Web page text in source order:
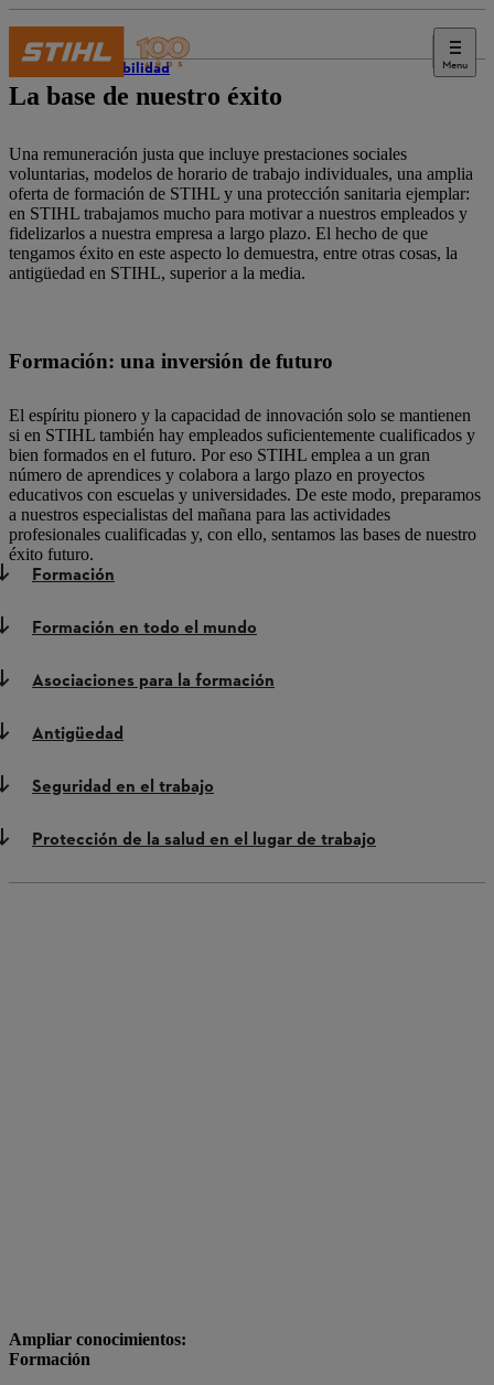
Menu
Sostenibilidad
La base de nuestro éxito
Una remuneración justa que incluye prestaciones sociales
voluntarias, modelos de horario de trabajo individuales, una amplia
oferta de formación de STIHL y una protección sanitaria ejemplar:
en STIHL trabajamos mucho para motivar a nuestros empleados y
fidelizarlos a nuestra empresa a largo plazo. El hecho de que
tengamos éxito en este aspecto lo demuestra, entre otras cosas, la
antigüedad en STIHL, superior a la media.
Formación: una inversión de futuro
El espíritu pionero y la capacidad de innovación solo se mantienen
si en STIHL también hay empleados suficientemente cualificados y
bien formados en el futuro. Por eso STIHL emplea a un gran
número de aprendices y colabora a largo plazo en proyectos
educativos con escuelas y universidades. De este modo, preparamos
a nuestros especialistas del mañana para las actividades
profesionales cualificadas y, con ello, sentamos las bases de nuestro
éxito futuro.
Formación
Formación en todo el mundo
Asociaciones para la formación
Antigüedad
Seguridad en el trabajo
Protección de la salud en el lugar de trabajo
Ampliar conocimientos:
Formación